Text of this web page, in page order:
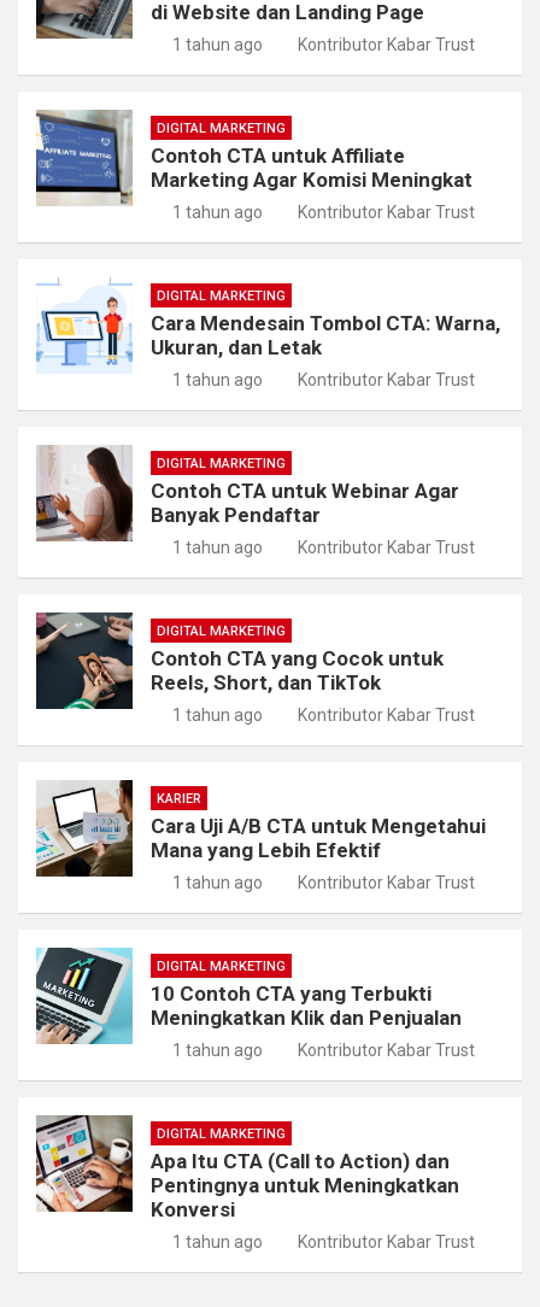
di Website dan Landing Page
1 tahun ago Kontributor Kabar Trust
DIGITAL MARKETING
Contoh CTA untuk Affiliate
Marketing Agar Komisi Meningkat
1 tahun ago Kontributor Kabar Trust
DIGITAL MARKETING
Cara Mendesain Tombol CTA: Warna,
Ukuran, dan Letak
1 tahun ago Kontributor Kabar Trust
DIGITAL MARKETING
Contoh CTA untuk Webinar Agar
Banyak Pendaftar
1 tahun ago Kontributor Kabar Trust
DIGITAL MARKETING
Contoh CTA yang Cocok untuk
Reels, Short, dan TikTok
1 tahun ago Kontributor Kabar Trust
KARIER
Cara Uji A/B CTA untuk Mengetahui
Mana yang Lebih Efektif
1 tahun ago Kontributor Kabar Trust
DIGITAL MARKETING
10 Contoh CTA yang Terbukti
Meningkatkan Klik dan Penjualan
1 tahun ago Kontributor Kabar Trust
DIGITAL MARKETING
Apa Itu CTA (Call to Action) dan
Pentingnya untuk Meningkatkan
Konversi
1 tahun ago Kontributor Kabar Trust